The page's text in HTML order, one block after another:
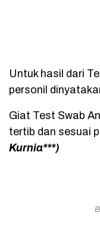
Untuk hasil dari
personil
Giat Test Swab
tertib dan sesuai
Kurnia***)